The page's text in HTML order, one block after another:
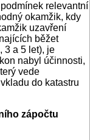
relevantní
okamžik, kdy
uzavření
běžet
3 a 5 let), je
nabyl účinnosti,
vede
do kata­stru
zápočtu